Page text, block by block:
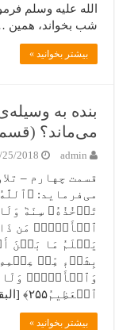
الله علیه وسلم
شب بخواند، همین
بیشتر بخوانید »
بنده به
می‌ماند؟
admin
25/2018
قسمت چهارم –
می‌فرماید:
تَأۡخُذُهُۥ سِنَهٞ
ٱلۡأَرۡضِۗ مَن ذَا
یَعۡلَمُ مَا بَیۡنَ
بِشَیۡءٖ مِّنۡ
وَٱلۡأَرۡضَۖ وَلَا
ٱلۡعَظِیمُ٢۵۵﴾ [البقره: …
بیشتر بخوانید »